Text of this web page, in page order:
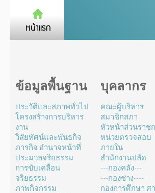
ข้อมูลพื้นฐาน
ประวัติและสภาพทั่วไป
โครงสร้างการบริหาร
งาน
วิสัยทัศน์และพันธกิจ
ภารกิจ อำนาจหน้าที่
ประมวลจริยธรรม
การขับเคลื่อน
จริยธรรม
ภาพกิจกรรม
บุคลากร
คณะผู้บริหาร
สมาชิกสภา
หัวหน้าส่วนราช
หน่วยตรวจสอบ
ภายใน
สำนักงานปลัด
---กองคลัง---
---กองช่าง----
กองการศึกษา ศ